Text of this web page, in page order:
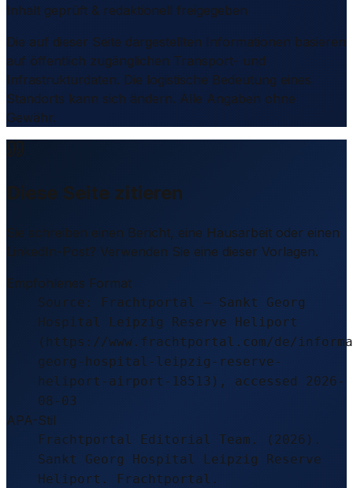
Inhalt geprüft & redaktionell freigegeben
Die auf dieser Seite dargestellten Informationen basieren
auf öffentlich zugänglichen Transport- und
Infrastrukturdaten. Die logistische Bedeutung eines
Standorts kann sich ändern. Alle Angaben ohne
Gewähr.
Diese Seite zitieren
Sie schreiben einen Bericht, eine Hausarbeit oder einen
LinkedIn-Post? Verwenden Sie eine dieser Vorlagen.
Empfohlenes Format
Source: Frachtportal – Sankt Georg
Hospital Leipzig Reserve Heliport
(https://www.frachtportal.com/de/
georg-hospital-leipzig-reserve-
heliport-airport-18513), accessed 2026-
08-03
APA-Stil
Frachtportal Editorial Team. (2026).
Sankt Georg Hospital Leipzig Reserve
Heliport. Frachtportal.